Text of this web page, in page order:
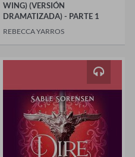
WING) (VERSIÓN
DRAMATIZADA) - PARTE 1
REBECCA YARROS